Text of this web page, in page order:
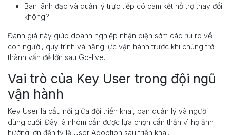
Ban lãnh đạo và quản lý trực tiếp có cam kết hỗ trợ thay đổi
không?
Đánh giá này giúp doanh nghiệp nhận diện sớm các rủi ro về
con người, quy trình và năng lực vận hành trước khi chúng trở
thành vấn đề lớn sau Go-live.
Vai trò của Key User trong đội ngũ
vận hành
Key User là cầu nối giữa đội triển khai, ban quản lý và người
dùng cuối. Đây là nhóm cần được lựa chọn cẩn thận vì họ ảnh
hưởng lớn đến tỷ lệ User Adoption sau triển khai.